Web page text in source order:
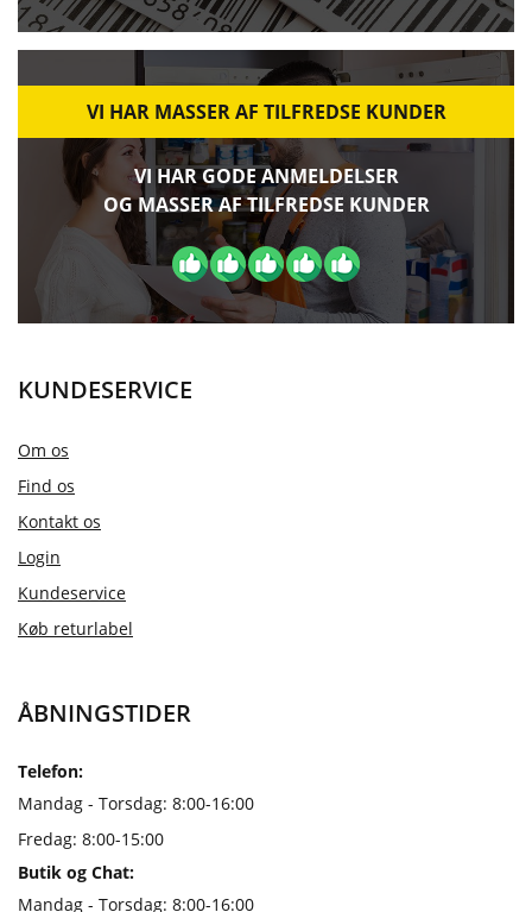
VI HAR MASSER AF TILFREDSE KUNDER
VI HAR GODE ANMELDELSER
OG MASSER AF TILFREDSE KUNDER
KUNDESERVICE
Om os
Find os
Kontakt os
Login
Kundeservice
Køb returlabel
ÅBNINGSTIDER
Telefon:
Mandag - Torsdag: 8:00-16:00
Fredag: 8:00-15:00
Butik og Chat:
Mandag - Torsdag: 8:00-16:00